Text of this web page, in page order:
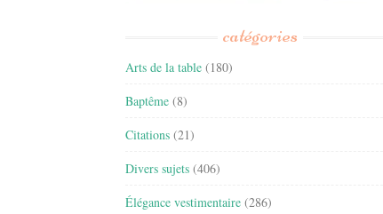
catégories
Arts de la table (180)
Baptême (8)
Citations (21)
Divers sujets (406)
Élégance vestimentaire (286)